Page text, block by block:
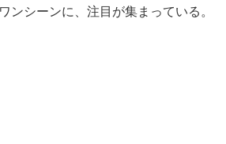
ンシーンに、注目が集まっている。